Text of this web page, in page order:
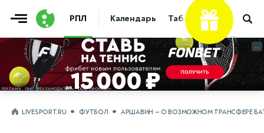
РПЛ Календарь Таблица Прогнозы
...
...
LIVESPORT.RU ФУТБОЛ АРШАВИН — О ВОЗМОЖНОМ ТРАНСФЕРЕ